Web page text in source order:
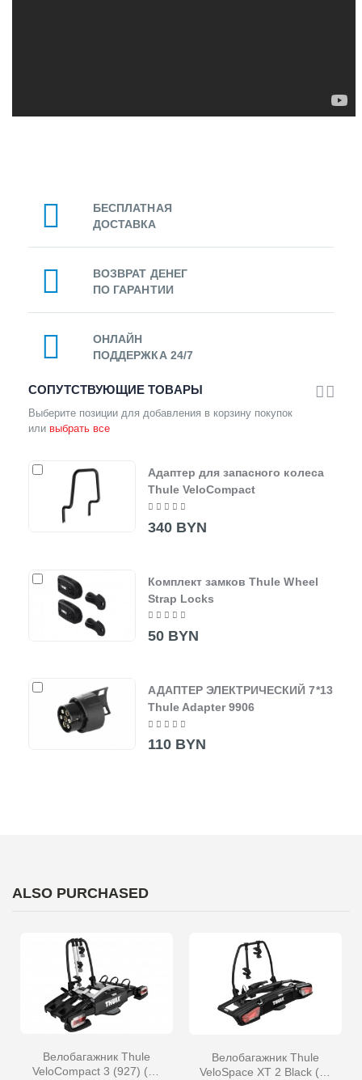
БЕСПЛАТНАЯ
ДОСТАВКА
ВОЗВРАТ ДЕНЕГ
ПО ГАРАНТИИ
ОНЛАЙН
ПОДДЕРЖКА 24/7
СОПУТСТВУЮЩИЕ ТОВАРЫ
Выберите позиции для добавления в корзину покупок
или выбрать все
Адаптер для запасного колеса
Thule VeloCompact
340 BYN
Комплект замков Thule Wheel
Strap Locks
50 BYN
АДАПТЕР ЭЛЕКТРИЧЕСКИЙ 7*13
Thule Adapter 9906
110 BYN
ALSO PURCHASED
Велобагажник Thule
VeloCompact 3 (927) (на
Велобагажник Thule
VeloSpace XT 2 Black (на